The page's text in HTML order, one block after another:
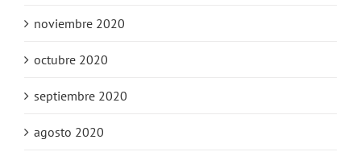
noviembre 2020
octubre 2020
septiembre 2020
agosto 2020